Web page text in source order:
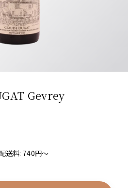
Gevrey
送料: 740円〜